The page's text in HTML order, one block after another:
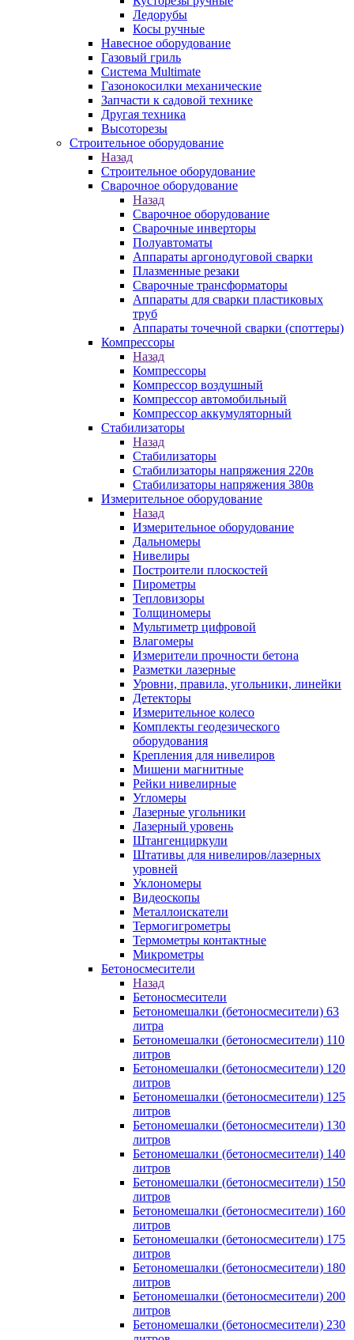
Ледорубы
Косы ручные
Навесное оборудование
Газовый гриль
Система Multimate
Газонокосилки механические
Запчасти к садовой технике
Другая техника
Высоторезы
Строительное оборудование
Назад
Строительное оборудование
Сварочное оборудование
Назад
Сварочное оборудование
Сварочные инверторы
Полуавтоматы
Аппараты аргонодуговой сварки
Плазменные резаки
Сварочные трансформаторы
Аппараты для сварки пластиковых
труб
Аппараты точечной сварки (споттеры)
Компрессоры
Назад
Компрессоры
Компрессор воздушный
Компрессор автомобильный
Компрессор аккумуляторный
Стабилизаторы
Назад
Стабилизаторы
Стабилизаторы напряжения 220в
Стабилизаторы напряжения 380в
Измерительное оборудование
Назад
Измерительное оборудование
Дальномеры
Нивелиры
Построители плоскостей
Пирометры
Тепловизоры
Толщиномеры
Мультиметр цифровой
Влагомеры
Измерители прочности бетона
Разметки лазерные
Уровни, правила, угольники, линейки
Детекторы
Измерительное колесо
Комплекты геодезического
оборудования
Крепления для нивелиров
Мишени магнитные
Рейки нивелирные
Угломеры
Лазерные угольники
Лазерный уровень
Штангенциркули
Штативы для нивелиров/лазерных
уровней
Уклономеры
Видеоскопы
Металлоискатели
Термогигрометры
Термометры контактные
Микрометры
Бетоносмесители
Назад
Бетоносмесители
Бетономешалки (бетоносмесители) 63
литра
Бетономешалки (бетоносмесители) 110
литров
Бетономешалки (бетоносмесители) 120
литров
Бетономешалки (бетоносмесители) 125
литров
Бетономешалки (бетоносмесители) 130
литров
Бетономешалки (бетоносмесители) 140
литров
Бетономешалки (бетоносмесители) 150
литров
Бетономешалки (бетоносмесители) 160
литров
Бетономешалки (бетоносмесители) 175
литров
Бетономешалки (бетоносмесители) 180
литров
Бетономешалки (бетоносмесители) 200
литров
Бетономешалки (бетоносмесители) 230